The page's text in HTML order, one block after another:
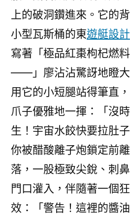
上的破洞鑽進來。它的
小型瓦斯桶的東遊艇設計
寫著「極品紅棗枸杞燃
——」廖沾沾驚訝地瞪
用它的小短腿站得筆直
爪子優雅地一揮：「沒
生！宇宙水餃快要拉肚
你被醋酸離子炮鎖定前
落，一股極致尖銳、刺
門口灌入，伴隨著一個
效：「警告！這裡的醬